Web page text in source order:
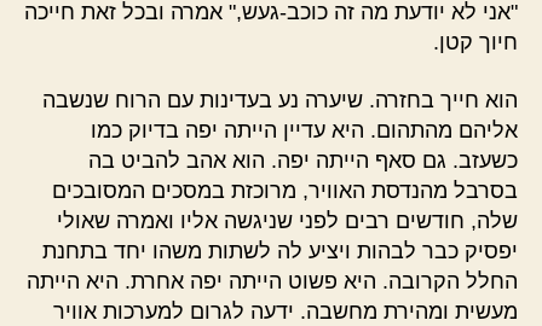
"אני לא יודעת מה זה כוכב-געש," אמרה ובכל זאת חייכה
חיוך קטן.
הוא חייך בחזרה. שיערה נע בעדינות עם הרוח שנשבה
אליהם מהתהום. היא עדיין הייתה יפה בדיוק כמו
כשעזב. גם סאף הייתה יפה. הוא אהב להביט בה
בסרבל מהנדסת האוויר, מרוכזת במסכים המסובכים
שלה, חודשים רבים לפני שניגשה אליו ואמרה שאולי
יפסיק כבר לבהות ויציע לה לשתות משהו יחד בתחנת
החלל הקרובה. היא פשוט הייתה יפה אחרת. היא הייתה
מעשית ומהירת מחשבה. ידעה לגרום למערכות אוויר